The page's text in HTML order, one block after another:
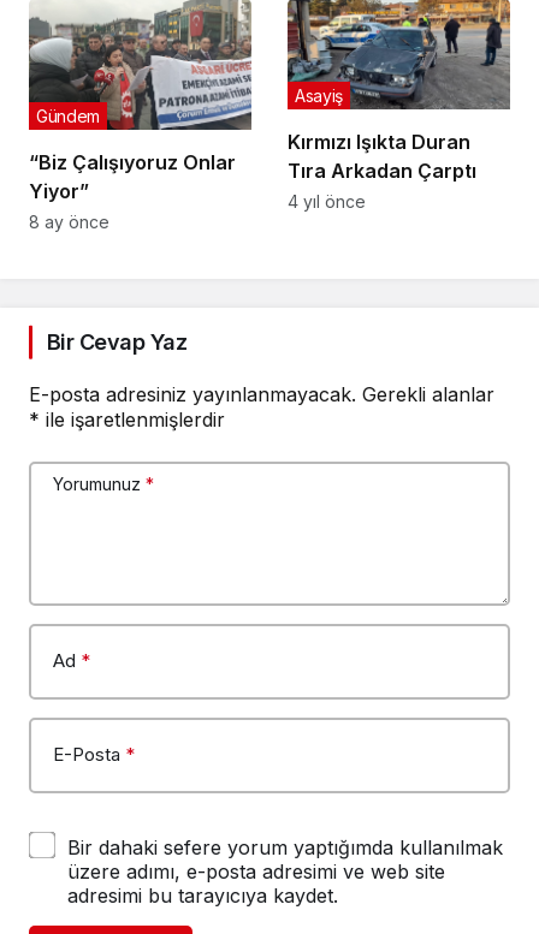
“Biz Çalışıyoruz Onlar
Yiyor”
Gündem
8 ay önce
Kırmızı Işıkta Duran
Tıra Arkadan Çarptı
Asayiş
4 yıl önce
Bir Cevap Yaz
E-posta adresiniz yayınlanmayacak. Gerekli alanlar
* ile işaretlenmişlerdir
Yorumunuz *
Ad *
E-Posta *
Bir dahaki sefere yorum yaptığımda kullanılmak
üzere adımı, e-posta adresimi ve web site
adresimi bu tarayıcıya kaydet.